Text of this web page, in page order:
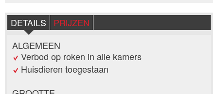
DETAILS
PRIJZEN
ALGEMEEN
Verbod op roken in alle kamers
Huisdieren toegestaan